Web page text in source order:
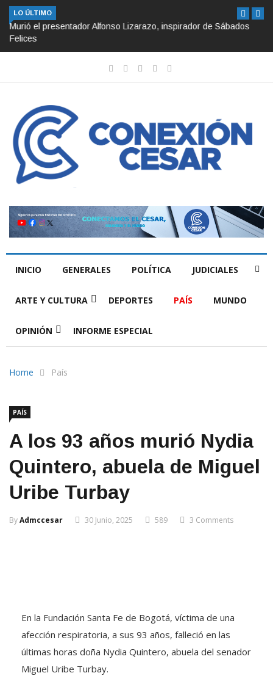
LO ÚLTIMO
Murió el presentador Alfonso Lizarazo, inspirador de Sábados
Felices
INICIO GENERALES POLÍTICA JUDICIALES
ARTE Y CULTURA DEPORTES PAÍS MUNDO
OPINIÓN INFORME ESPECIAL
Home País
PAÍS
A los 93 años murió Nydia
Quintero, abuela de Miguel
Uribe Turbay
ByAdmccesar 30 Junio, 2025 589 3 Comments
En la Fundación Santa Fe de Bogotá, víctima de una
afección respiratoria, a sus 93 años, falleció en las
últimas horas doña Nydia Quintero, abuela del senador
Miguel Uribe Turbay.